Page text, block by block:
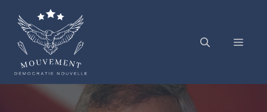
contenu
Menu